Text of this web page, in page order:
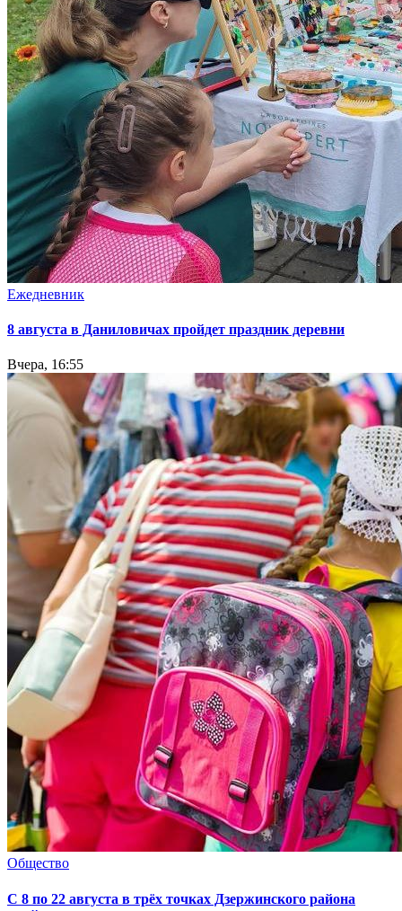
Ежедневник
8 августа в Даниловичах пройдет праздник деревни
Вчера, 16:55
Общество
С 8 по 22 августа в трёх точках Дзержинского района